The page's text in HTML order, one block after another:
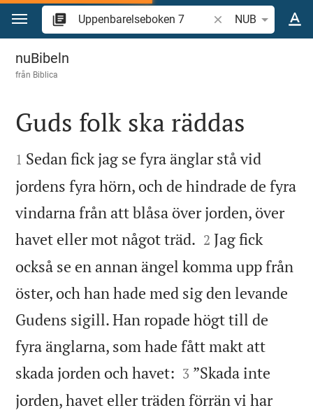
Hoppa till innehåll
Sök bibelvers eller
NUB
Uppenbarelseboken 7
nuBibeln
från Biblica

Guds folk ska räddas

1 Sedan fick jag se fyra änglar stå vid
jordens fyra hörn, och de hindrade de fyra
vindarna från att blåsa över jorden, över
havet eller mot något träd. 

2 Jag fick
också se en annan ängel komma upp från
öster, och han hade med sig den levande
Gudens sigill. Han ropade högt till de
fyra änglarna, som hade fått makt att
skada jorden och havet: 

3 ”Skada inte
jorden, havet eller träden förrän vi har